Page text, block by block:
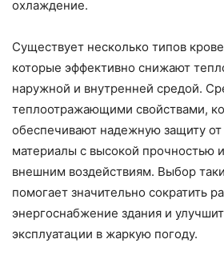
охлаждение.
Существует несколько типов
которые эффективно снижают
наружной и внутренней средой.
теплоотражающими свойствами,
обеспечивают надежную защиту
материалы с высокой прочностью
внешним воздействиям. Выбор
помогает значительно сократить
энергоснабжение здания и
эксплуатации в жаркую погоду.